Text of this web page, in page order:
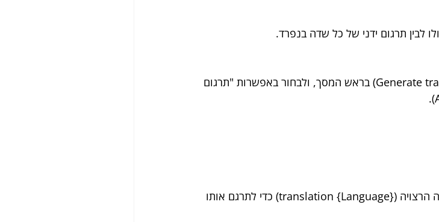
לבין תרגום ידני של כל שדה בנפרד.
יש ללחוץ על "יצירת תרגומים" (Generate translations) בראש המסך, ולבחור באפשרות "תרגום
יש ללחוץ על השדה הרלוונטי תחת תרגום השפה הרצויה ({Language} translation) כדי לתרגם אותו